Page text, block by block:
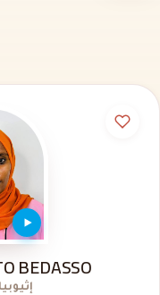
BEDASSO